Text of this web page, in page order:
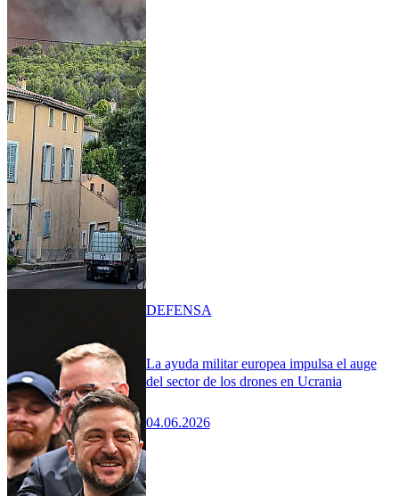
La ayuda militar europea impulsa el auge
del sector de los drones en Ucrania
04.06.2026
DEFENSA